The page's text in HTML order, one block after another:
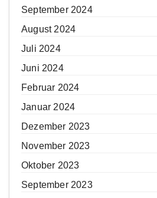
September 2024
August 2024
Juli 2024
Juni 2024
Februar 2024
Januar 2024
Dezember 2023
November 2023
Oktober 2023
September 2023